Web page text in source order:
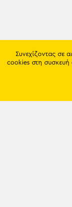
Συνεχίζοντας σε
cookies στη συσκευή